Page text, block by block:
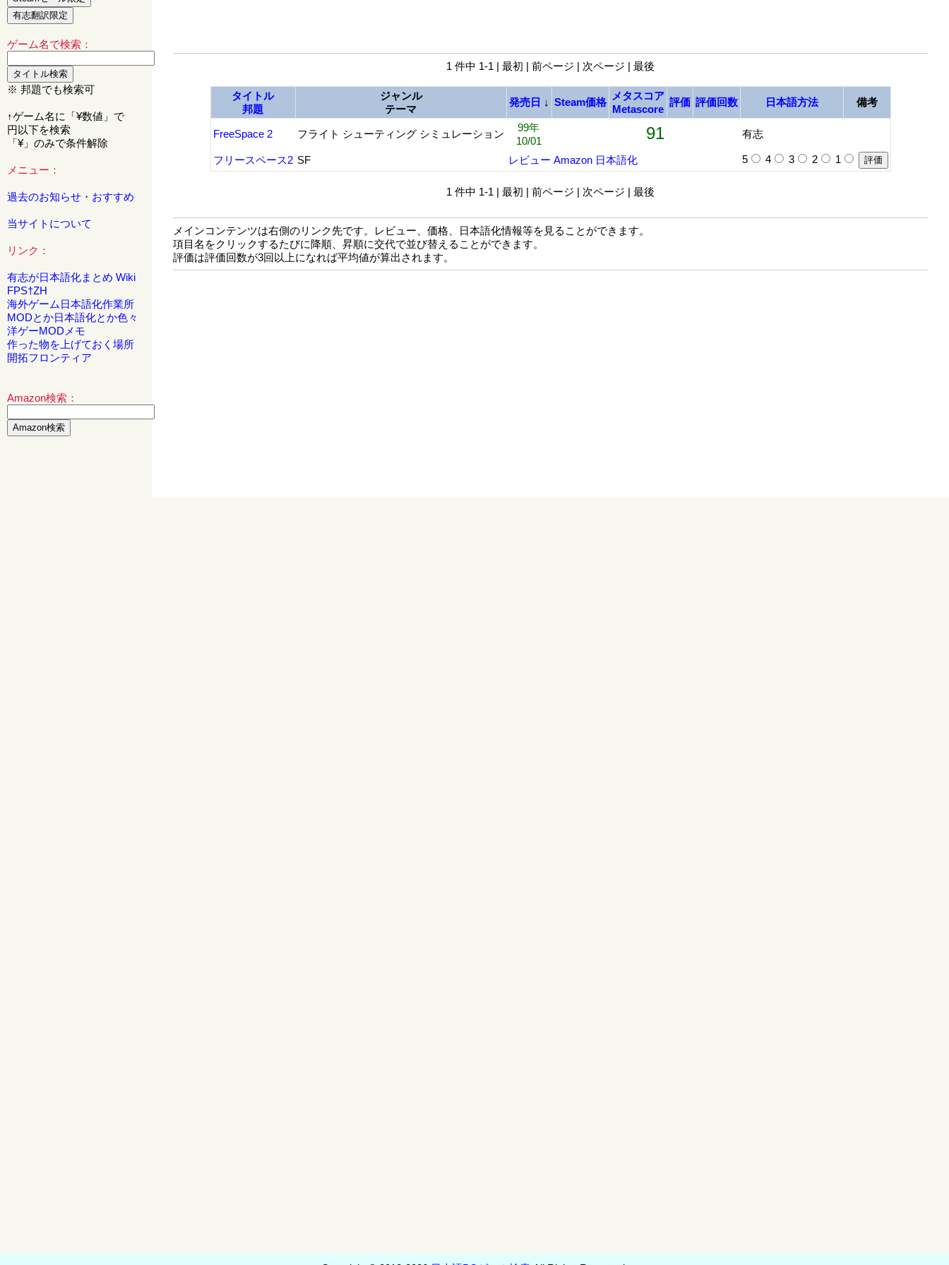
ゲーム名で検索：
※ 邦題でも検索可
↑ゲーム名に「¥数値」で
円以下を検索
「¥」のみで条件解除
メニュー：
過去のお知らせ・おすすめ
当サイトについて
リンク：
有志が日本語化まとめ Wiki
FPS†ZH
海外ゲーム日本語化作業所
MODとか日本語化とか色々
洋ゲーMODメモ
作った物を上げておく場所
開拓フロンティア
Amazon検索：
1 件中 1-1 | 最初 | 前ページ | 次ページ | 最後
タイトル
邦題
ジャンル
テーマ
発売日 ↓ Steam価格
メタスコア
Metascore
評価 評価回数 日本語方法 備考
FreeSpace 2 フライト シューティング シミュレーション
99年
10/01
91 有志
フリースペース2 SF レビュー Amazon 日本語化 5 4 3 2 1
1 件中 1-1 | 最初 | 前ページ | 次ページ | 最後
メインコンテンツは右側のリンク先です。レビュー、価格、日本語化情報等を見ることができます。
項目名をクリックするたびに降順、昇順に交代で並び替えることができます。
評価は評価回数が3回以上になれば平均値が算出されます。